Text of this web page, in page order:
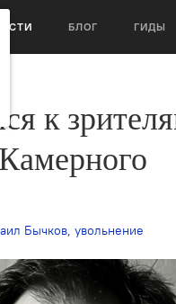
БЛОГ ГИДЫ
к
Бычков, увольнение